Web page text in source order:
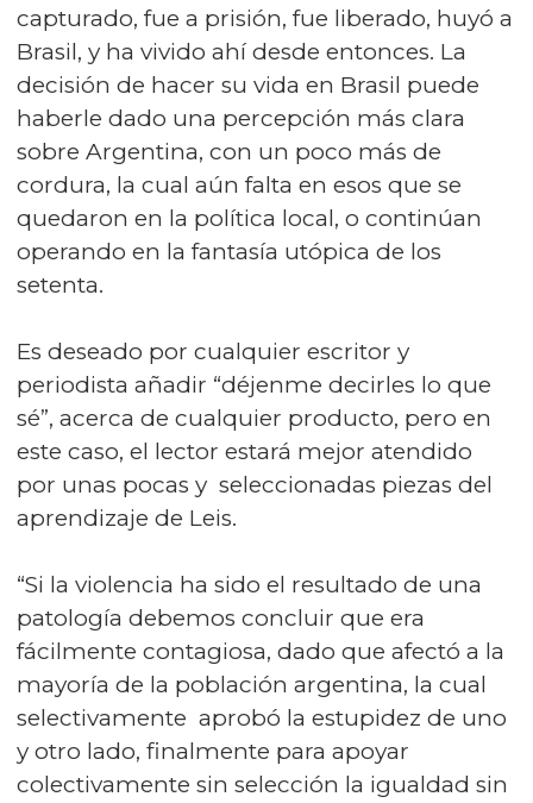
capturado, fue a prisión, fue liberado, huyó a
Brasil, y ha vivido ahí desde entonces. La
decisión de hacer su vida en Brasil puede
haberle dado una percepción más clara
sobre Argentina, con un poco más de
cordura, la cual aún falta en esos que se
quedaron en la política local, o continúan
operando en la fantasía utópica de los
setenta.
Es deseado por cualquier escritor y
periodista añadir “déjenme decirles lo que
sé”, acerca de cualquier producto, pero en
este caso, el lector estará mejor atendido
por unas pocas y seleccionadas piezas del
aprendizaje de Leis.
“Si la violencia ha sido el resultado de una
patología debemos concluir que era
fácilmente contagiosa, dado que afectó a la
mayoría de la población argentina, la cual
selectivamente aprobó la estupidez de uno
y otro lado, finalmente para apoyar
colectivamente sin selección la igualdad sin